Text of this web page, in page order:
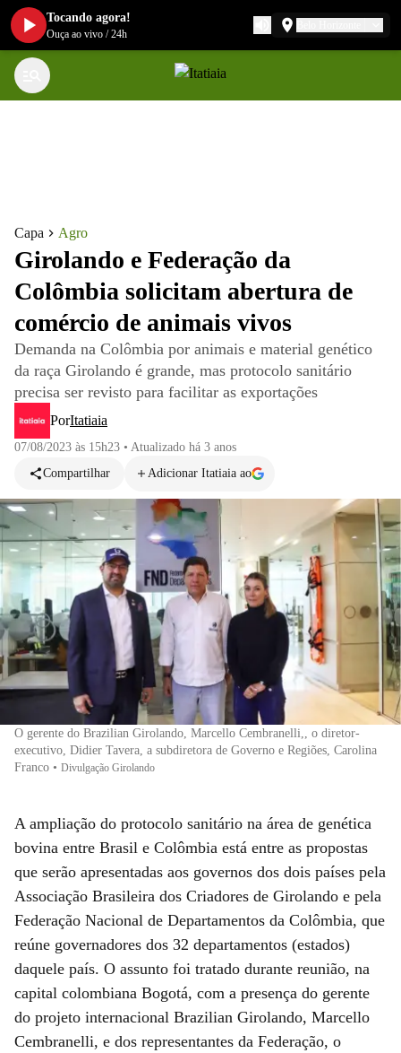
Capa Agro
Girolando e Federação da
Colômbia solicitam abertura de
comércio de animais vivos
Demanda na Colômbia por animais e material genético
da raça Girolando é grande, mas protocolo sanitário
precisa ser revisto para facilitar as exportações
PorItatiaia
07/08/2023 às 15h23 • Atualizado há 3 anos
Compartilhar
Adicionar Itatiaia ao
O gerente do Brazilian Girolando, Marcello Cembranelli,, o diretor-
executivo, Didier Tavera, a subdiretora de Governo e Regiões, Carolina
Franco • Divulgação Girolando
A ampliação do protocolo sanitário na área de genética
bovina entre Brasil e Colômbia está entre as propostas
que serão apresentadas aos governos dos dois países pela
Associação Brasileira dos Criadores de Girolando e pela
Federação Nacional de Departamentos da Colômbia, que
reúne governadores dos 32 departamentos (estados)
daquele país. O assunto foi tratado durante reunião, na
capital colombiana Bogotá, com a presença do gerente
do projeto internacional Brazilian Girolando, Marcello
Cembranelli, e dos representantes da Federação, o
Tocando agora!
Ouça ao vivo /24h